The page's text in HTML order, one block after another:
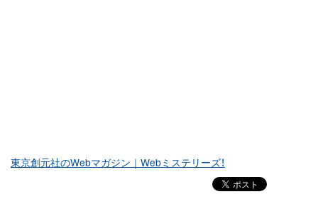
東京創元社のWebマガジン｜Webミステリーズ！